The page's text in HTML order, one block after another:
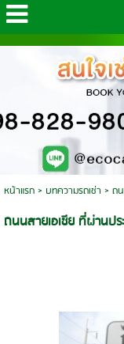
หน้าแรก> บทความรถเช่า > ถ
ถนนสายเอเชีย ที่ผ่านปร